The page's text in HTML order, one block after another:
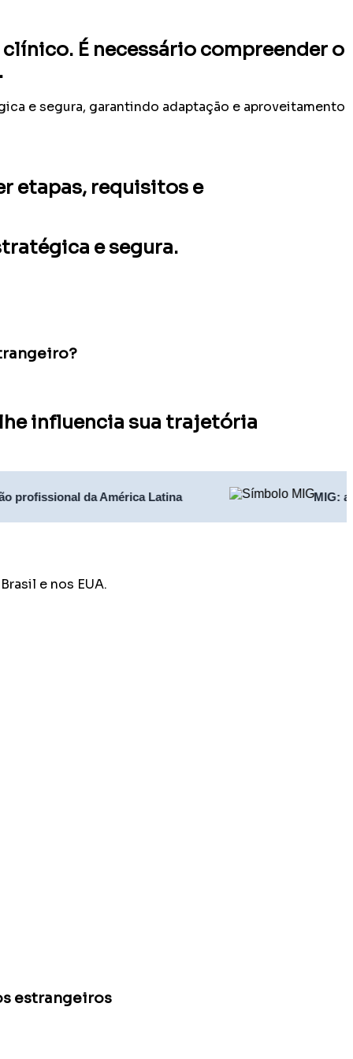
É necessário compreender o
e segura, garantindo adaptação e aproveitamento
etapas, requisitos e
e segura.
influencia sua trajetória
da América Latina MIG: a maior
e nos EUA.
estrangeiros